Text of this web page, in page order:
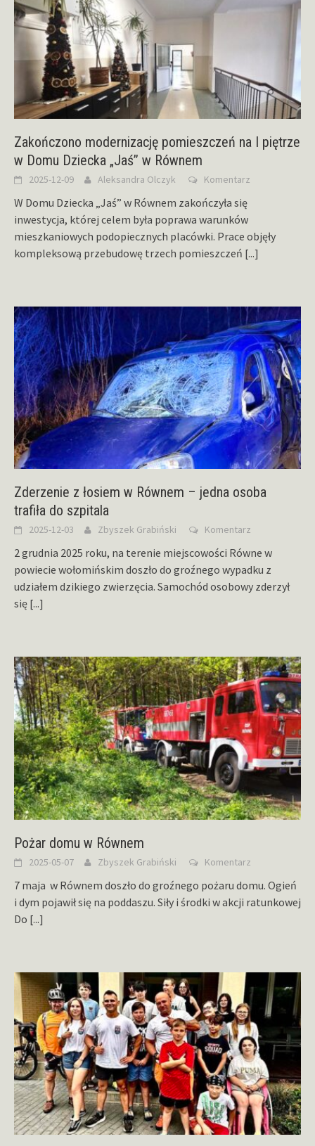
Zakończono modernizację pomieszczeń na I piętrze
w Domu Dziecka „Jaś” w Równem
2025-12-09 Aleksandra Olczyk Komentarz
W Domu Dziecka „Jaś” w Równem zakończyła się
inwestycja, której celem była poprawa warunków
mieszkaniowych podopiecznych placówki. Prace objęły
kompleksową przebudowę trzech pomieszczeń [...]
Zderzenie z łosiem w Równem – jedna osoba
trafiła do szpitala
2025-12-03 Zbyszek Grabiński Komentarz
2 grudnia 2025 roku, na terenie miejscowości Równe w
powiecie wołomińskim doszło do groźnego wypadku z
udziałem dzikiego zwierzęcia. Samochód osobowy zderzył
się [...]
Pożar domu w Równem
2025-05-07 Zbyszek Grabiński Komentarz
7 maja w Równem doszło do groźnego pożaru domu. Ogień
i dym pojawił się na poddaszu. Siły i środki w akcji ratunkowej
Do [...]